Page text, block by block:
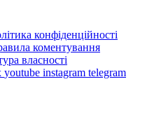
конфіденційності
коментування
власності
youtube instagram telegram